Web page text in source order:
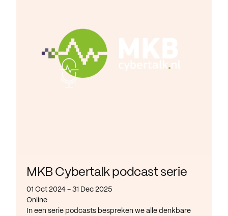
MKB Cybertalk podcast serie
01 Oct 2024 - 31 Dec 2025
Online
In een serie podcasts bespreken we alle denkbare